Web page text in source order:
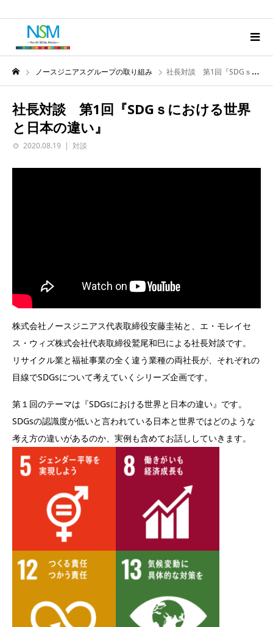
ノースジニアスグループの取り組み 社長対談 第1回『SDGｓにおける世界と日本の違い』
社長対談 第1回『SDGｓにおける世界
と日本の違い』
2020.08.19 対談
株式会社ノースジニアス代表取締役安藤圭祐と、エ・モレイセ
ス・ウィズ株式会社代表取締役鷲尾和巳による社長対談です。
リサイクル業と福祉事業の全く違う業種の両社長が、それぞれの
目線でSDGsについて考えていくシリーズ企画です。
第１回のテーマは『SDGsにおける世界と日本の違い』です。
SDGsの認識度が低いと言われている日本と世界ではどのような
考え方の違いがあるのか、実例も含めてお話ししていきます。